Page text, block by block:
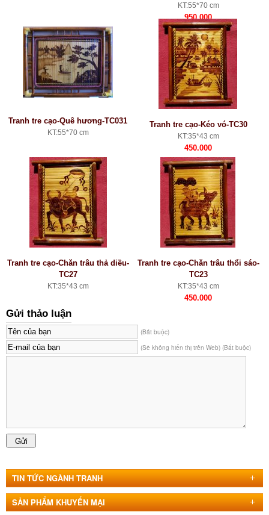
KT:55*70 cm
950.000
Tranh tre cạo-Quê hương-TC031
KT:55*70 cm
Tranh tre cạo-Kéo vó-TC30
KT:35*43 cm
450.000
Tranh tre cạo-Chăn trâu thả diều-
TC27
KT:35*43 cm
Tranh tre cạo-Chăn trâu thổi sáo-
TC23
KT:35*43 cm
450.000
Gửi thảo luận
(Bắt buộc)
(Sẽ không hiển thị trên Web) (Bắt buộc)
TIN TỨC NGÀNH TRANH
SẢN PHẨM KHUYẾN MẠI